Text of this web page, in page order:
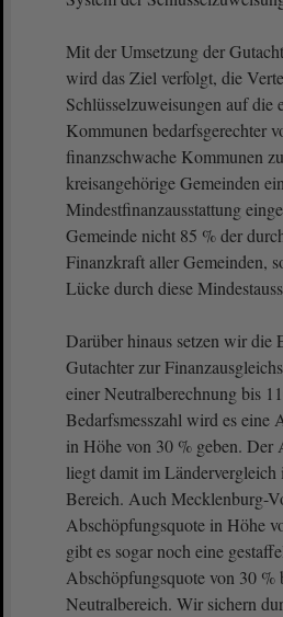
Mit der Umsetzung der
wird das Ziel verfolgt, die
Schlüsselzuweisungen auf die
Kommunen bedarfsgerechter
finanzschwache Kommunen
kreisangehörige Gemeinden
Mindestfinanzausstattung
Gemeinde nicht 85 % der
Finanzkraft aller Gemeinden,
Lücke durch diese
Darüber hinaus setzen wir die
Gutachter zur
einer Neutralberechnung bis
Bedarfsmesszahl wird es eine
in Höhe von 30 % geben. Der
liegt damit im Ländervergleich
Bereich. Auch Mecklenburg-
Abschöpfungsquote in Höhe
gibt es sogar noch eine
Abschöpfungsquote von 30 %
Neutralbereich. Wir sichern